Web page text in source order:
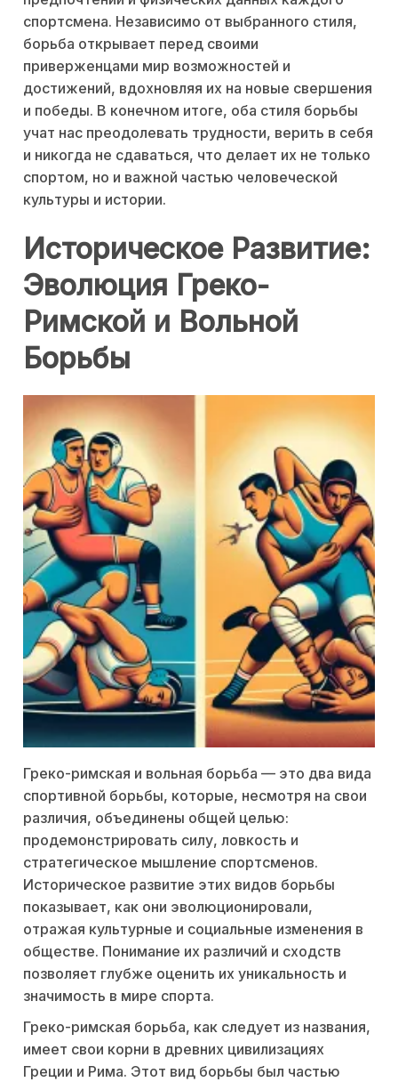
спортсмена. Независимо от выбранного стиля,
борьба открывает перед своими
приверженцами мир возможностей и
достижений, вдохновляя их на новые свершения
и победы. В конечном итоге, оба стиля борьбы
учат нас преодолевать трудности, верить в себя
и никогда не сдаваться, что делает их не только
спортом, но и важной частью человеческой
культуры и истории.
Историческое Развитие:
Эволюция Греко-
Римской и Вольной
Борьбы
Греко-римская и вольная борьба — это два вида
спортивной борьбы, которые, несмотря на свои
различия, объединены общей целью:
продемонстрировать силу, ловкость и
стратегическое мышление спортсменов.
Историческое развитие этих видов борьбы
показывает, как они эволюционировали,
отражая культурные и социальные изменения в
обществе. Понимание их различий и сходств
позволяет глубже оценить их уникальность и
значимость в мире спорта.
Греко-римская борьба, как следует из названия,
имеет свои корни в древних цивилизациях
Греции и Рима. Этот вид борьбы был частью